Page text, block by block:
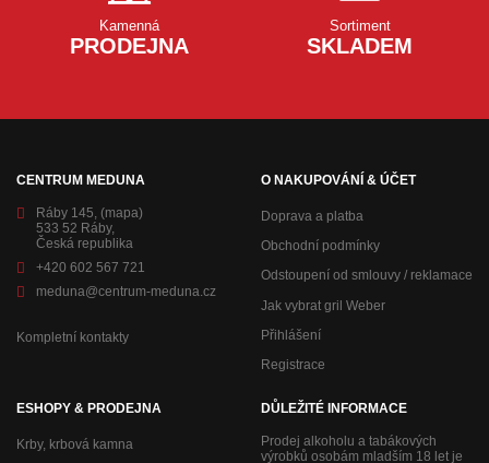
Kamenná
PRODEJNA
Sortiment
SKLADEM
CENTRUM MEDUNA
Ráby 145, (mapa)
533 52 Ráby,
Česká republika
+420 602 567 721
meduna@centrum-meduna.cz
Kompletní kontakty
O NAKUPOVÁNÍ & ÚČET
Doprava a platba
Obchodní podmínky
Odstoupení od smlouvy / reklamace
Jak vybrat gril Weber
Přihlášení
Registrace
ESHOPY & PRODEJNA
Krby, krbová kamna
DŮLEŽITÉ INFORMACE
Prodej alkoholu a tabákových
výrobků osobám mladším 18 let je